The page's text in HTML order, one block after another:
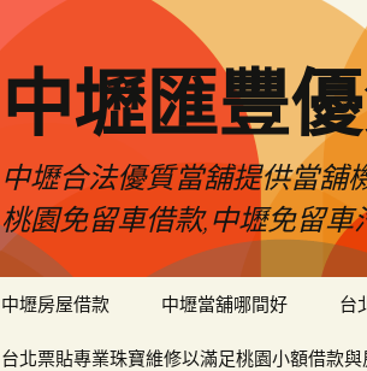
中壢匯豐
中壢合法優質當舖提供當舖
桃園免留車借款,中壢免留
中壢房屋借款 中壢當舖哪間好 台
台北票貼專業珠寶維修以滿足桃園小額借款